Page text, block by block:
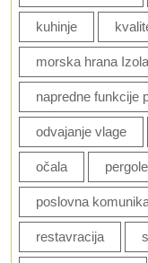
kuhinje
morska hrana Izola
napredne funkcije
odvajanje vlage
očala pergole
poslovna
restavracija